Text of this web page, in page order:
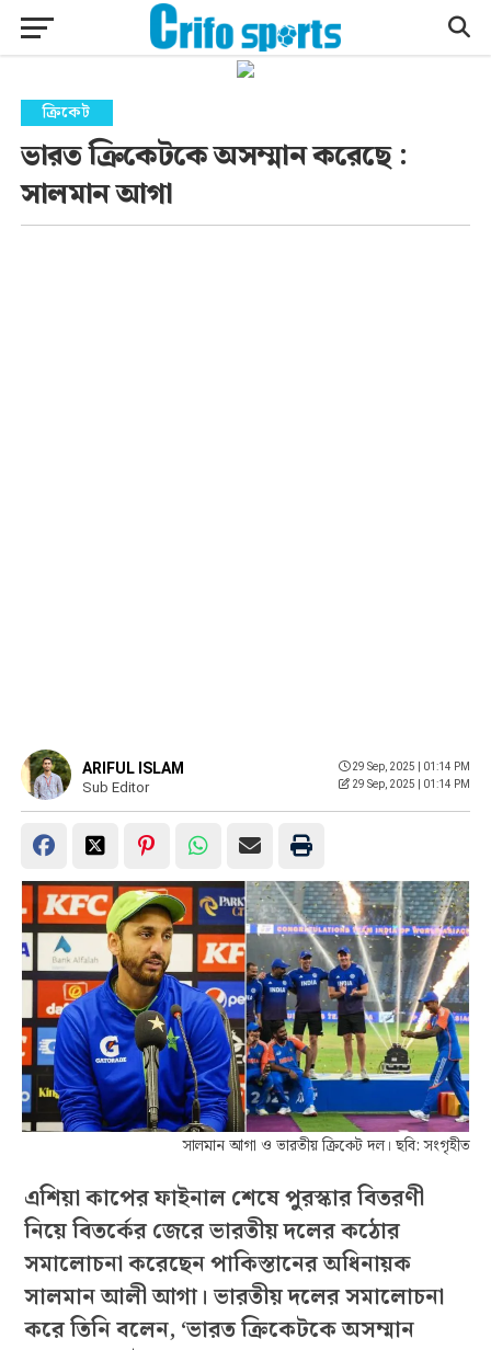
ক্রিকেট
ভারত ক্রিকেটকে অসম্মান করেছে :
সালমান আগা
ARIFUL ISLAM
Sub Editor
29 Sep, 2025 | 01:14 PM
29 Sep, 2025 | 01:14 PM
সালমান আগা ও ভারতীয় ক্রিকেট দল। ছবি: সংগৃহীত
এশিয়া কাপের ফাইনাল শেষে পুরস্কার বিতরণী
নিয়ে বিতর্কের জেরে ভারতীয় দলের কঠোর
সমালোচনা করেছেন পাকিস্তানের অধিনায়ক
সালমান আলী আগা। ভারতীয় দলের সমালোচনা
করে তিনি বলেন, ‘ভারত ক্রিকেটকে অসম্মান